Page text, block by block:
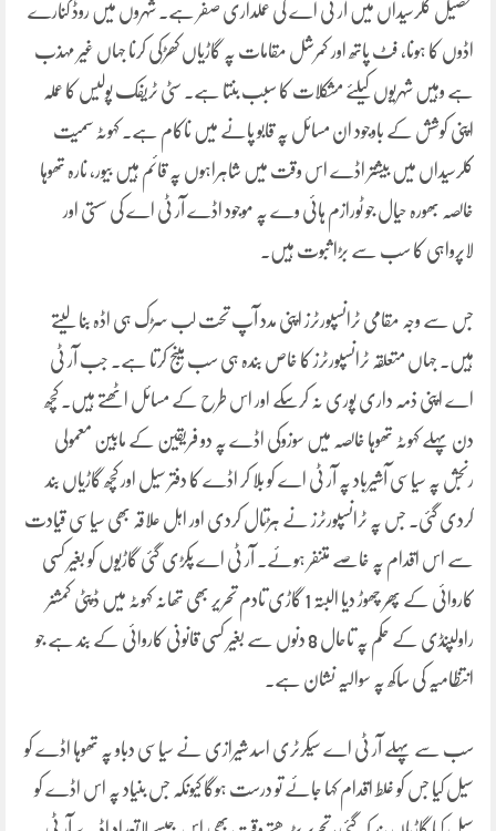
تحصیل کلرسیداں میں آر ٹی اے کی عملداری صفر ہے۔ شہروں میں روڈ کنارے
اڈوں کا ہونا، فٹ پاتھ اور کمرشل مقامات پہ گاڑیاں کھڑکی کرنا جہاں غیر مہذب
ہے وہیں شہریوں کیلئے مشکلات کا سبب بنتا ہے۔ سٹی ٹریفک پولیس کا عملہ
اپنی کوشش کے باوجود ان مسائل پہ قابو پانے میں ناکام ہے۔ کہوٹہ سمیت
کلرسیداں میں بیشتر اڈے اس وقت میں شاہراہوں پہ قائم ہیں بیور، نارہ تھوہا
خالصہ بھورہ حیال جو ٹورازم ہائی وے پہ موجود اڈے آر ٹی اے کی سستی اور
لاپرواہی کا سب سے بڑا ثبوت ہیں۔
جس سے وجہ مقامی ٹرانسپورٹرز اپنی مدد آپ تحت لب سڑک ہی اڈہ بنا لیتے
ہیں۔ جہاں متعلقہ ٹرانسپورٹرز کا خاص بندہ ہی سب مینج کرتا ہے۔ جب آر ٹی
اے اپنی ذمہ داری پوری نہ کرسکے اور اس طرح کے مسائل اٹھتے ہیں۔ کچھ
دن پہلے کہوٹہ تھوہا خالصہ میں سوزوکی اڈے پہ دو فریقین کے مابین معمولی
رنجش پہ سیاسی آشیرباد پہ آر ٹی اے کو بلا کر اڈے کا دفتر سیل اور کچھ گاڑیاں بند
کردی گئی۔ جس پہ ٹرانسپورٹرز نے ہڑتال کردی اور اہل علاقہ بھی سیاسی قیادت
سے اس اقدام پہ خاصے متنفر ہوئے۔ آر ٹی اے پکڑی گئی گاڑیوں کو بغیر کسی
کاروائی کے پھر چھوڑ دیا البتہ 1 گاڑی تادم تحریر بھی تھانہ کہوٹہ میں ڈپٹی کمشنر
راولپنڈی کے حکم پہ تاحال 8 دنوں سے بغیر کسی قانونی کاروائی کے بند ہے جو
انتظامیہ کی ساکھ پہ سوالیہ نشان ہے۔
سب سے پہلے آر ٹی اے سیکرٹری اسد شیرازی نے سیاسی دباو پہ تھوہا اڈے کو
سیل کیا جس کو غلط اقدام کہا جائے تو درست ہوگا کیونکہ جس بنیاد پہ اس اڈے کو